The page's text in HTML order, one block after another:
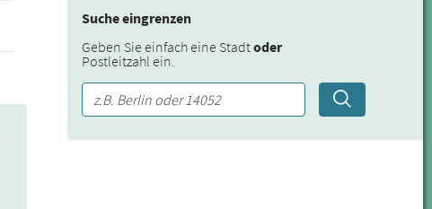
Suche eingrenzen
Geben Sie einfach eine Stadtoder
Postleitzahl ein.